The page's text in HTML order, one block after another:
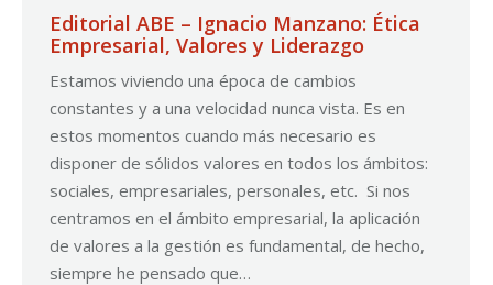
Editorial ABE – Ignacio Manzano: Ética
Empresarial, Valores y Liderazgo
Estamos viviendo una época de cambios
constantes y a una velocidad nunca vista. Es en
estos momentos cuando más necesario es
disponer de sólidos valores en todos los ámbitos:
sociales, empresariales, personales, etc. Si nos
centramos en el ámbito empresarial, la aplicación
de valores a la gestión es fundamental, de hecho,
siempre he pensado que…